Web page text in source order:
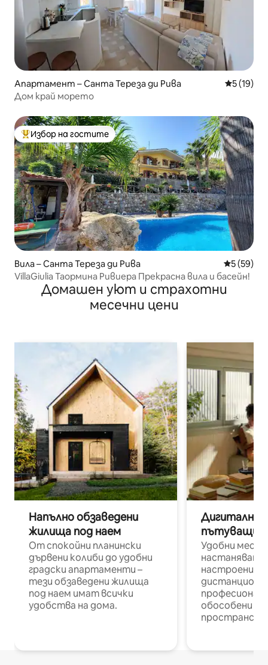
Апартамент – Санта Тереза ди Рива Средна
5 (19)
Дом край морето
Най-популярен избор на гостите
Избор на гостите
Вила – Санта Тереза ди Рива Средна
5 (59)
VillaGiulia Таормина Ривиера Прекрасна вила и басейн!
Домашен уют и страхотни
месечни цени
Напълно обзаведени
жилища под наем
От спокойни планински
дървени колиби до удобни
градски апартаменти –
тези обзаведени жилища
под наем имат всички
удобства на дома.
Дигитални
пътуващи
Удобни
настаняване
настроени и
обособени